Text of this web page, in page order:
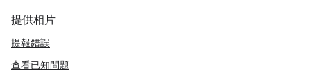
提供相片
提報錯誤
查看已知問題